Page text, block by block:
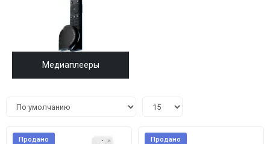
Медиаплееры
Продано Продано